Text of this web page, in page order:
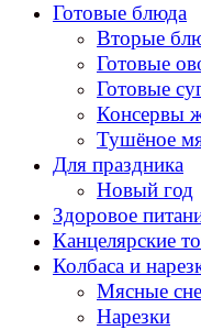
Готовые блюда
Вторые
Готовые
Готовые
Консервы
Тушёное
Для праздника
Новый год
Здоровое
Канцелярские
Колбаса и
Мясные
Нарезки